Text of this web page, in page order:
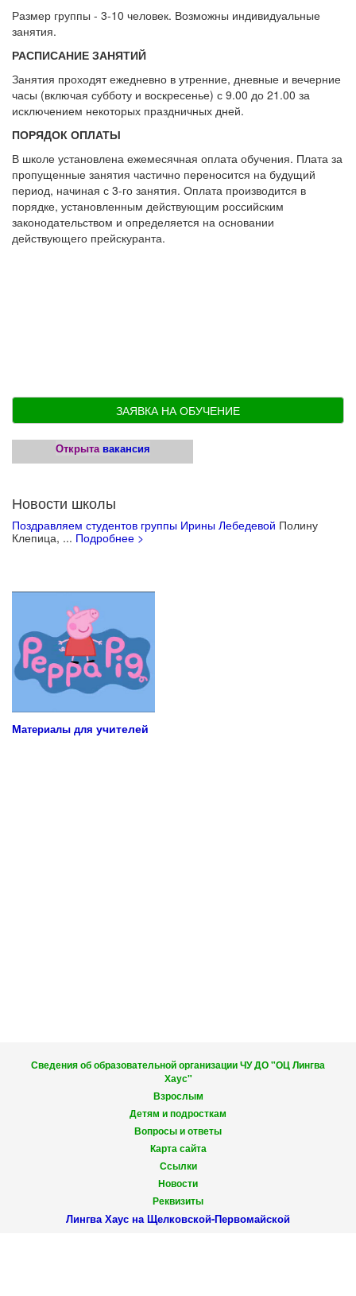
Размер группы - 3-10 человек. Возможны индивидуальные
занятия.
РАСПИСАНИЕ ЗАНЯТИЙ
Занятия проходят ежедневно в утренние, дневные и вечерние
часы (включая субботу и воскресенье) с 9.00 до 21.00 за
исключением некоторых праздничных дней.
ПОРЯДОК ОПЛАТЫ
В школе установлена ежемесячная оплата обучения. Плата за
пропущенные занятия частично переносится на будущий
период, начиная с 3-го занятия. Оплата производится в
порядке, установленным действующим российским
законодательством и определяется на основании
действующего прейскуранта.
ЗАЯВКА НА ОБУЧЕНИЕ
Открыта вакансия
Новости школы
Поздравляем студентов группы Ирины Лебедевой Полину
Клепица, ... Подробнее >
Материалы для учителей
Сведения об образовательной организации ЧУ ДО "ОЦ Лингва
Хаус"
Взрослым
Детям и подросткам
Вопросы и ответы
Карта сайта
Ссылки
Новости
Реквизиты
Лингва Хаус на Щелковской-Первомайской